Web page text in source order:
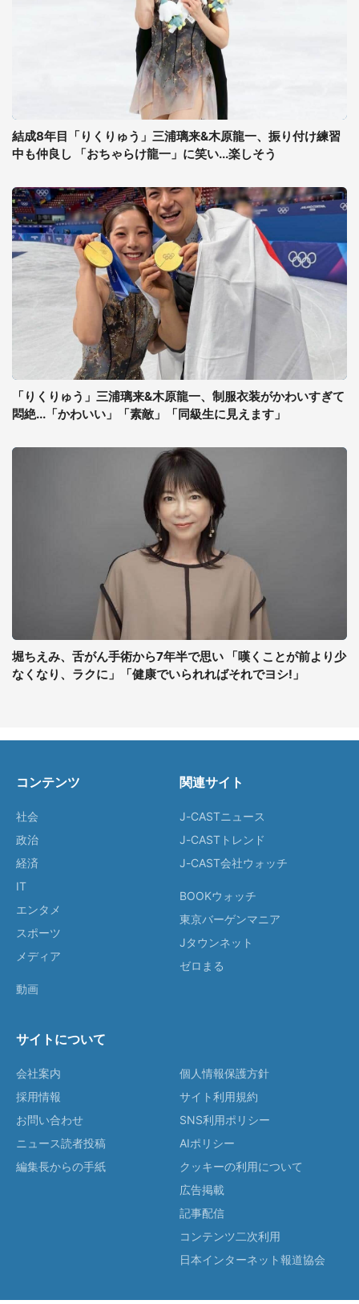
結成8年目「りくりゅう」三浦璃来&木原龍一、振り付け練習
中も仲良し 「おちゃらけ龍一」に笑い...楽しそう
「りくりゅう」三浦璃来&木原龍一、制服衣装がかわいすぎて
悶絶...「かわいい」「素敵」「同級生に見えます」
堀ちえみ、舌がん手術から7年半で思い 「嘆くことが前より少
なくなり、ラクに」「健康でいられればそれでヨシ!」
コンテンツ
社会
政治
経済
IT
エンタメ
スポーツ
メディア
動画
関連サイト
J-CASTニュース
J-CASTトレンド
J-CAST会社ウォッチ
BOOKウォッチ
東京バーゲンマニア
Jタウンネット
ゼロまる
サイトについて
会社案内
採用情報
お問い合わせ
ニュース読者投稿
編集長からの手紙
個人情報保護方針
サイト利用規約
SNS利用ポリシー
AIポリシー
クッキーの利用について
広告掲載
記事配信
コンテンツ二次利用
日本インターネット報道協会